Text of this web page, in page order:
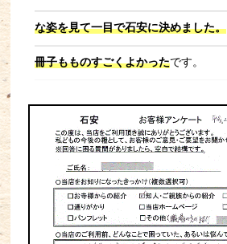
な姿を見て一目で石安に決めました。
冊子もものすごくよかったです。